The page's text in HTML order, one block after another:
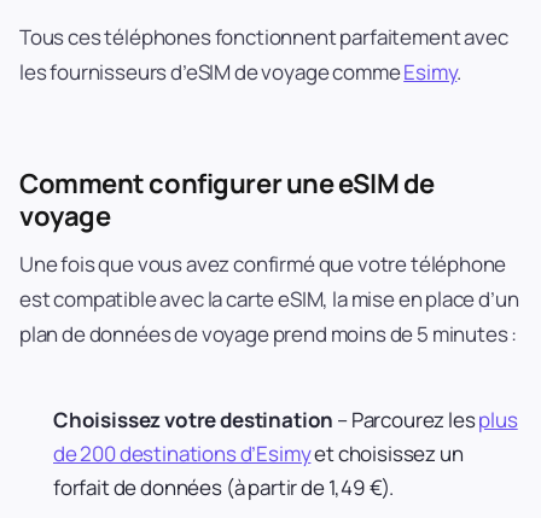
Tous ces téléphones fonctionnent parfaitement avec
les fournisseurs d’eSIM de voyage commeEsimy.
Comment configurer une eSIM de
voyage
Une fois que vous avez confirmé que votre téléphone
est compatible avec la carte eSIM, la mise en place d’un
plan de données de voyage prend moins de 5 minutes :
Choisissez votre destination – Parcourez lesplus
de 200 destinations d’Esimyet choisissez un
forfait de données (à partir de 1,49 €).